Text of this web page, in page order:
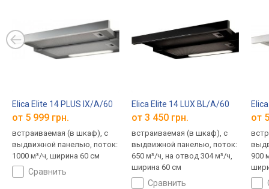
Elica Elite 14 PLUS IX/A/60
от 5 999 грн.
встраиваемая (в шкаф), с
выдвижной панелью, поток:
1000 м³/ч, ширина 60 см
сравнить
Elica Elite 14 LUX BL/A/60
от 3 450 грн.
встраиваемая (в шкаф), с
выдвижной панелью, поток:
650 м³/ч, на отвод 304 м³/ч,
ширина 60 см
сравнить
от
900